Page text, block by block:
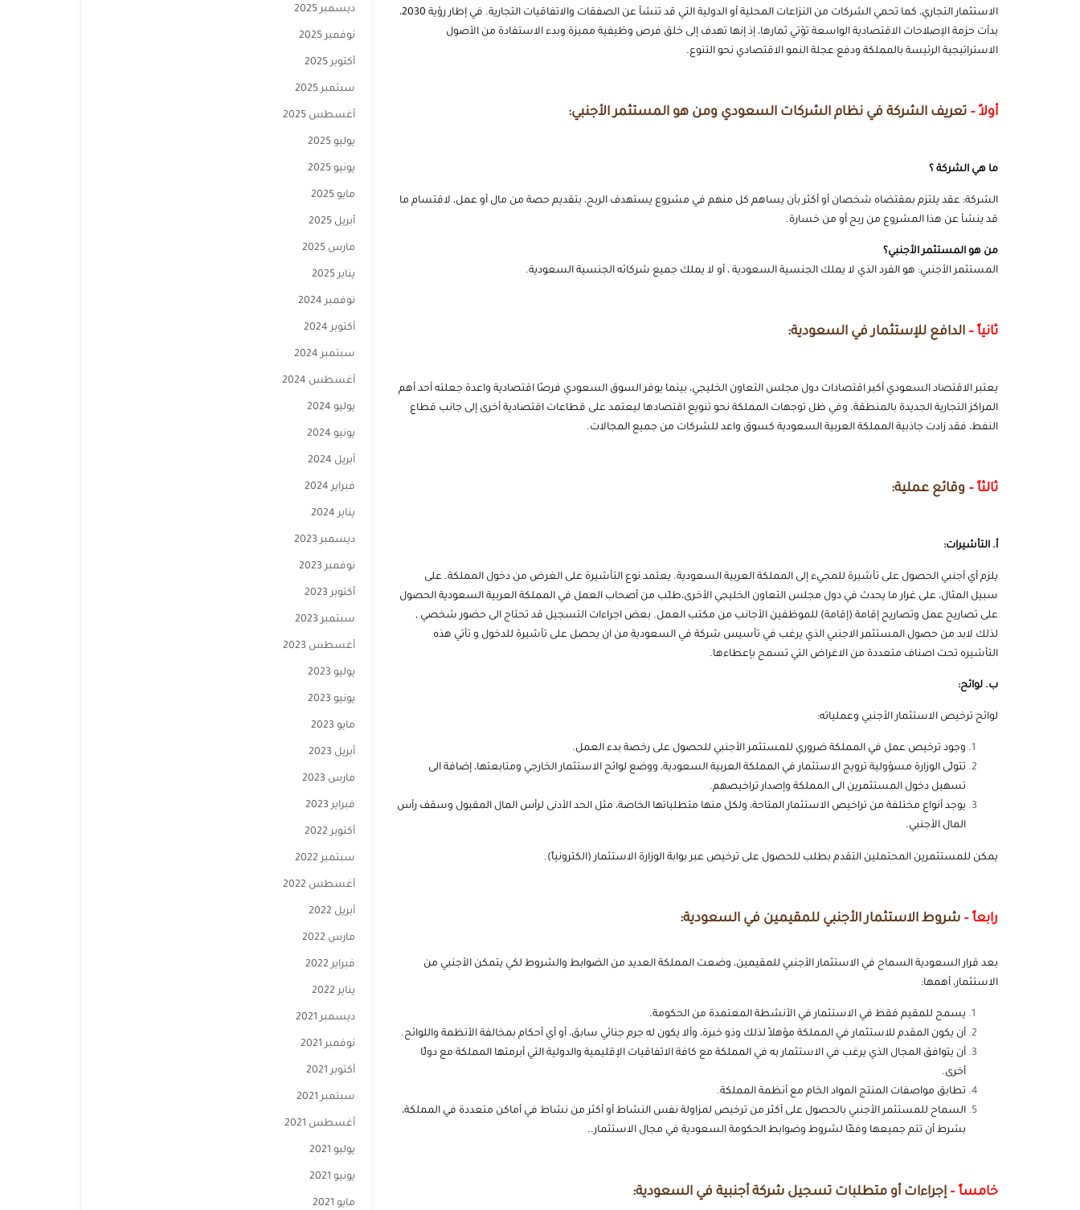
الاستثمار التجاري، كما تحمي الشركات من النزاعات المحلية أو الدولية التي قد تنشأ عن الصفقات والاتفاقيات التجارية. في إطار رؤية 2030،
بدأت حزمة الإصلاحات الاقتصادية الواسعة تؤتي ثمارها، إذ إنها تهدف إلى خلق فرص وظيفية مميزة وبدء الاستفادة من الأصول
الاستراتيجية الرئيسة بالمملكة ودفع عجلة النمو الاقتصادي نحو التنوع.
أولاً – تعريف الشركة في نظام الشركات السعودي ومن هو المستثمر الأجنبي:
ما هي الشركة ؟
الشركة: عقد يلتزم بمقتضاه شخصان أو أكثر بأن يساهم كل منهم في مشروع يستهدف الربح، بتقديم حصة من مال أو عمل، لاقتسام ما
قد ينشأ عن هذا المشروع من ربح أو من خسارة.
من هو المستثمر الأجنبي؟
المستثمر الأجنبي: هو الفرد الذي لا يملك الجنسية السعودية ، أو لا يملك جميع شركائه الجنسية السعودية.
ثانياً – الدافع للإستثمار في السعودية:
يعتبر الاقتصاد السعودي أكبر اقتصادات دول مجلس التعاون الخليجي، بينما يوفر السوق السعودي فرصًا اقتصادية واعدة جعلته أحد أهم
المراكز التجارية الجديدة بالمنطقة. وفي ظل توجهات المملكة نحو تنويع اقتصادها ليعتمد على قطاعات اقتصادية أخرى إلى جانب قطاع
النفط، فقد زادت جاذبية المملكة العربية السعودية كسوق واعد للشركات من جميع المجالات.
ثالثاً – وقائع عملية:
أ. التأشيرات:
يلزم أي أجنبي الحصول على تأشيرة للمجيء إلى المملكة العربية السعودية. يعتمد نوع التأشيرة على الغرض من دخول المملكة. على
سبيل المثال، على غرار ما يحدث في دول مجلس التعاون الخليجي الأخرى،طلَب من أصحاب العمل في المملكة العربية السعودية الحصول
على تصاريح عمل وتصاريح إقامة (إقامة) للموظفين الأجانب من مكتب العمل. بعض اجراءات التسجيل قد تحتاج الى حضور شخصي ,
لذلك لابد من حصول المستثمر الاجنبي الذي يرغب في تأسيس شركة في السعودية من ان يحصل على تأشيرة للدخول و تأتي هذه
التأشيره تحت اصناف متعددة من الاغراض التي تسمح بإعطاءها.
ب. لوائح:
لوائح ترخيص الاستثمار الأجنبي وعملياته:
وجود ترخيص عمل في المملكة ضروري للمستثمر الأجنبي للحصول على رخصة بدء العمل.
تتولّى الوزارة مسؤولية ترويج الاستثمار في المملكة العربية السعودية، ووضع لوائح الاستثمار الخارجي ومتابعتها، إضافة الى
تسهيل دخول المستثمرين الى المملكة وإصدار تراخيصهم.
يوجد أنواع مختلفة من تراخيص الاستثمار المتاحة، ولكل منها متطلباتها الخاصة، مثل الحد الأدنى لرأس المال المقبول وسقف رأس
المال الأجنبي.
يمكن للمستثمرين المحتملين التقدم بطلب للحصول على ترخيص عبر بوابة الوزارة الاستثمار (الكترونياً).
رابعاً – شروط الاستثمار الأجنبي للمقيمين في السعودية:
بعد قرار السعودية السماح في الاستثمار الأجنبي للمقيمين، وضعت المملكة العديد من الضوابط والشروط لكي يتمكن الأجنبي من
الاستثمار، أهمها:
يسمح للمقيم فقط في الاستثمار في الأنشطة المعتمدة من الحكومة.
أن يكون المقدم للاستثمار في المملكة مؤهلاً لذلك وذو خبرة، وألا يكون له جرم جنائي سابق، أو أي أحكام بمخالفة الأنظمة واللوائح.
أن يتوافق المجال الذي يرغب في الاستثمار به في المملكة مع كافة الاتفاقيات الإقليمية والدولية التي أبرمتها المملكة مع دولًا
أخرى.
تطابق مواصفات المنتج المواد الخام مع أنظمة المملكة.
السماح للمستثمر الأجنبي بالحصول على أكثر من ترخيص لمزاولة نفس النشاط أو أكثر من نشاط في أماكن متعددة في المملكة،
بشرط أن تتم جميعها وفقًا لشروط وضوابط الحكومة السعودية في مجال الاستثمار..
خامساً – إجراءات أو متطلبات تسجيل شركة أجنبية في السعودية:
ديسمبر 2025
نوفمبر 2025
أكتوبر 2025
سبتمبر 2025
أغسطس 2025
يوليو 2025
يونيو 2025
مايو 2025
أبريل 2025
مارس 2025
يناير 2025
نوفمبر 2024
أكتوبر 2024
سبتمبر 2024
أغسطس 2024
يوليو 2024
يونيو 2024
أبريل 2024
فبراير 2024
يناير 2024
ديسمبر 2023
نوفمبر 2023
أكتوبر 2023
سبتمبر 2023
أغسطس 2023
يوليو 2023
يونيو 2023
مايو 2023
أبريل 2023
مارس 2023
فبراير 2023
أكتوبر 2022
سبتمبر 2022
أغسطس 2022
أبريل 2022
مارس 2022
فبراير 2022
يناير 2022
ديسمبر 2021
نوفمبر 2021
أكتوبر 2021
سبتمبر 2021
أغسطس 2021
يوليو 2021
يونيو 2021
مايو 2021